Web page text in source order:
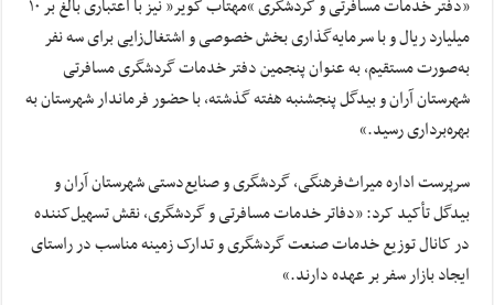
«دفتر خدمات مسافرتی و گردشگری “مهتاب کویر” نیز با اعتباری بالغ بر ۱۰
میلیارد ریال و با سرمایه‌گذاری بخش خصوصی و اشتغال‌زایی برای سه نفر
به‌صورت مستقیم، به عنوان پنجمین دفتر خدمات گردشگری مسافرتی
شهرستان آران ‌و‌ بیدگل پنجشنبه هفته گذشته، با حضور فرماندار شهرستان به
بهره‌برداری رسید.»
سرپرست اداره میراث‌فرهنگی، گردشگری و صنایع‌دستی شهرستان آران و
بیدگل تأکید کرد: «دفاتر خدمات مسافرتی و گردشگری، نقش تسهیل‌کننده
در کانال توزیع خدمات صنعت گردشگری و تدارک زمینه مناسب در راستای
ایجاد بازار سفر بر عهده دارند.»